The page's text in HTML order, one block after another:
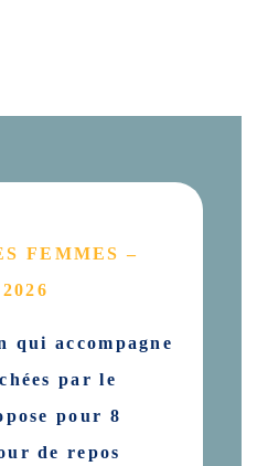
FEMMES –
qui accompagne
par le
pour 8
de repos